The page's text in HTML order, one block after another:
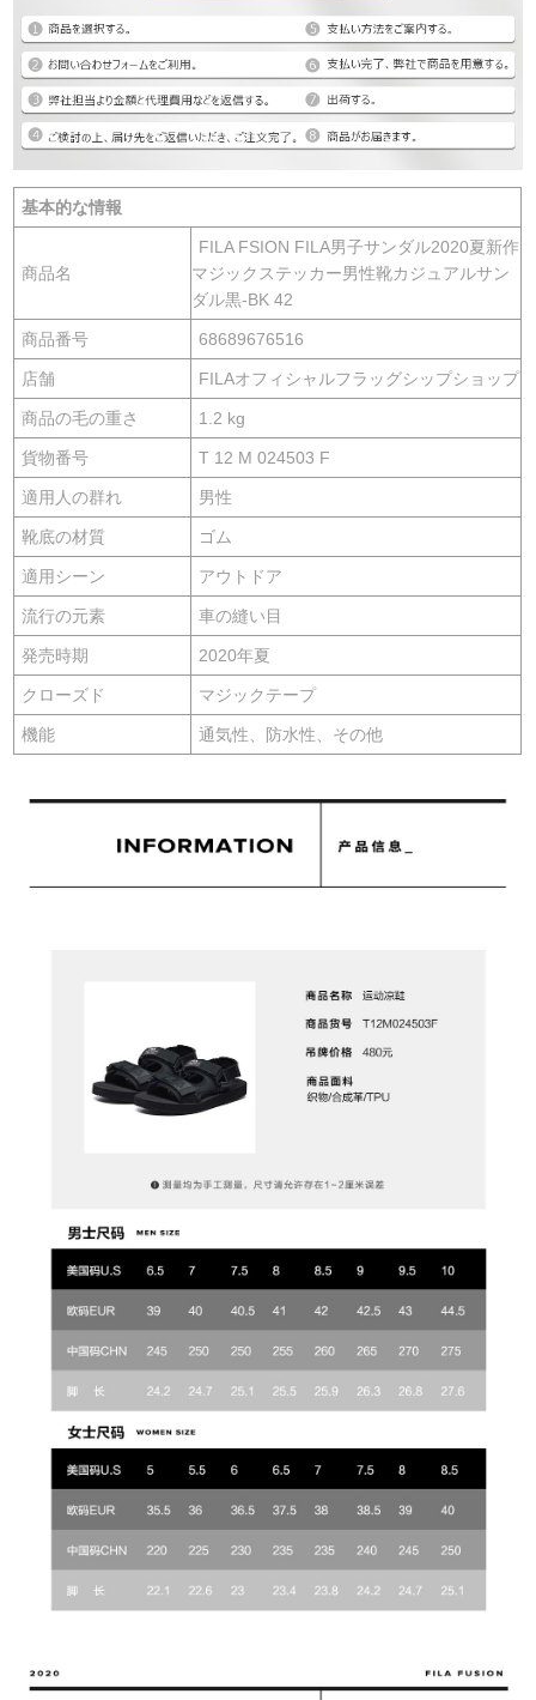
基本的な情報
商品名
FILA FSION FILA男子サンダル2020夏新作
マジックステッカー男性靴カジュアルサン
ダル黒-BK 42
商品番号 68689676516
店舗 FILAオフィシャルフラッグシップショップ
商品の毛の重さ 1.2 kg
貨物番号 T 12 M 024503 F
適用人の群れ 男性
靴底の材質 ゴム
適用シーン アウトドア
流行の元素 車の縫い目
発売時期 2020年夏
クローズド マジックテープ
機能 通気性、防水性、その他